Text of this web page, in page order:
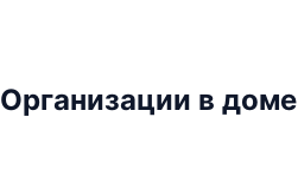
Организации в доме